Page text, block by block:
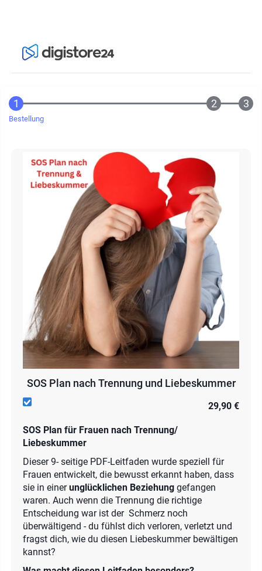
Bestellung
SOS Plan nach Trennung und Liebeskummer
29,90 €
SOS Plan für Frauen nach Trennung/
Liebeskummer
Dieser 9- seitige PDF-Leitfaden wurde speziell für
Frauen entwickelt, die bewusst erkannt haben, dass
sie in einerunglücklichen Beziehung gefangen
waren. Auch wenn die Trennung die richtige
Entscheidung war ist der Schmerz noch
überwältigend - du fühlst dich verloren, verletzt und
fragst dich, wie du diesen Liebeskummer bewältigen
kannst?